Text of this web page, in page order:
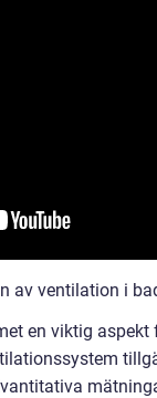
av ventilation i
en viktig